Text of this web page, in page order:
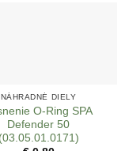
NÁHRADNÉ DIELY
O-Ring SPA
Defender 50
(03.05.01.0171)